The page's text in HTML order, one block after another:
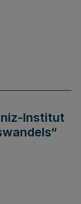
Institut